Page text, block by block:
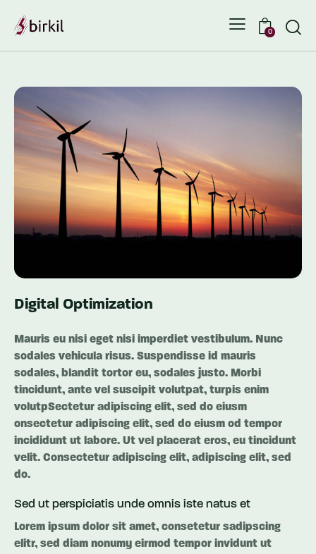
0
Digital Optimization
Mauris eu nisi eget nisi imperdiet vestibulum. Nunc
sodales vehicula risus. Suspendisse id mauris
sodales, blandit tortor eu, sodales justo. Morbi
tincidunt, ante vel suscipit volutpat, turpis enim
volutpSectetur adipiscing elit, sed do eiusm
onsectetur adipiscing elit, sed do eiusm od tempor
incididunt ut labore. Ut vel placerat eros, eu tincidunt
velit. Consectetur adipiscing elit, adipiscing elit, sed
do.
Sed ut perspiciatis unde omnis iste natus et
Lorem ipsum dolor sit amet, consetetur sadipscing
elitr, sed diam nonumy eirmod tempor invidunt ut